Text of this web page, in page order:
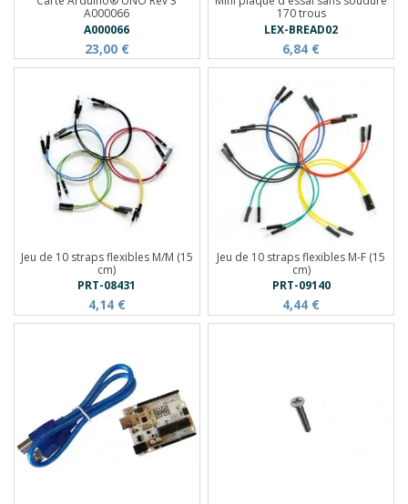
A000066
A000066
23,00 €
170 trous
LEX-BREAD02
6,84 €
Jeu de 10 straps flexibles M/M (15
cm)
PRT-08431
4,14 €
Jeu de 10 straps flexibles M-F (15
cm)
PRT-09140
4,44 €